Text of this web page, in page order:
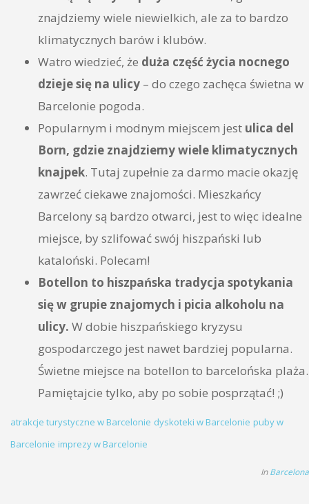
znajdziemy wiele niewielkich, ale za to bardzo
klimatycznych barów i klubów.
Watro wiedzieć, że duża część życia nocnego
dzieje się na ulicy – do czego zachęca świetna w
Barcelonie pogoda.
Popularnym i modnym miejscem jest ulica del
Born, gdzie znajdziemy wiele klimatycznych
knajpek. Tutaj zupełnie za darmo macie okazję
zawrzeć ciekawe znajomości. Mieszkańcy
Barcelony są bardzo otwarci, jest to więc idealne
miejsce, by szlifować swój hiszpański lub
kataloński. Polecam!
Botellon to hiszpańska tradycja spotykania
się w grupie znajomych i picia alkoholu na
ulicy. W dobie hiszpańskiego kryzysu
gospodarczego jest nawet bardziej popularna.
Świetne miejsce na botellon to barcelońska plaża.
Pamiętajcie tylko, aby po sobie posprzątać! ;)
atrakcje turystyczne w Barcelonie dyskoteki w Barcelonie puby w
Barcelonie imprezy w Barcelonie
InBarcelona